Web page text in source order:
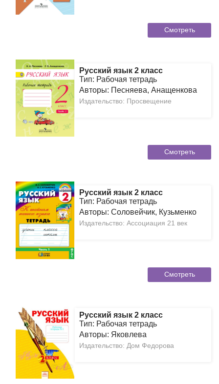
Смотреть
Русский язык 2 класс
Тип: Рабочая тетрадь
Авторы: Песняева, Анащенкова
Издательство: Просвещение
Смотреть
Русский язык 2 класс
Тип: Рабочая тетрадь
Авторы: Соловейчик, Кузьменко
Издательство: Ассоциация 21 век
Смотреть
Русский язык 2 класс
Тип: Рабочая тетрадь
Авторы: Яковлева
Издательство: Дом Федорова